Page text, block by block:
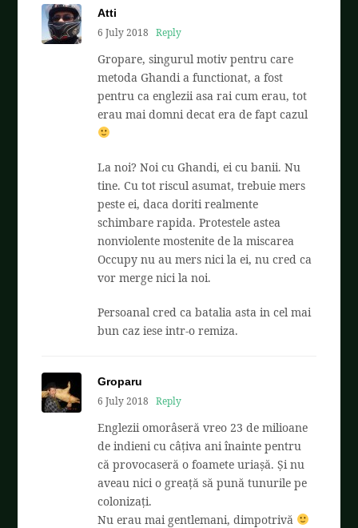
Atti
6 July 2018
Reply
Gropare, singurul motiv pentru care
metoda Ghandi a functionat, a fost
pentru ca englezii asa rai cum erau, tot
erau mai domni decat era de fapt cazul
La noi? Noi cu Ghandi, ei cu banii. Nu
tine. Cu tot riscul asumat, trebuie mers
peste ei, daca doriti realmente
schimbare rapida. Protestele astea
nonviolente mostenite de la miscarea
Occupy nu au mers nici la ei, nu cred ca
vor merge nici la noi.
Persoanal cred ca batalia asta in cel mai
bun caz iese intr-o remiza.
Groparu
6 July 2018
Reply
Englezii omorâseră vreo 23 de milioane
de indieni cu câțiva ani înainte pentru
că provocaseră o foamete uriașă. Și nu
aveau nici o greață să pună tunurile pe
colonizați.
Nu erau mai gentlemani, dimpotrivă